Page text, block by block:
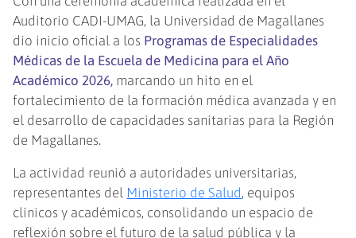
Auditorio CADI-UMAG, la Universidad de Magallanes
dio inicio oficial a los Programas de Especialidades
Médicas de la Escuela de Medicina para el Año
Académico 2026, marcando un hito en el
fortalecimiento de la formación médica avanzada y en
el desarrollo de capacidades sanitarias para la Región
de Magallanes.
La actividad reunió a autoridades universitarias,
representantes del Ministerio de Salud, equipos
clínicos y académicos, consolidando un espacio de
reflexión sobre el futuro de la salud pública y la